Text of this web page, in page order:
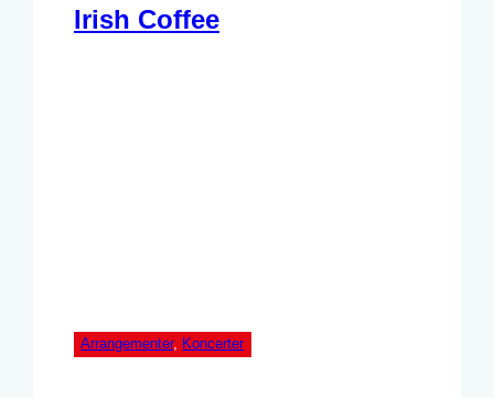
Irish Coffee
Arrangementer, Koncerter